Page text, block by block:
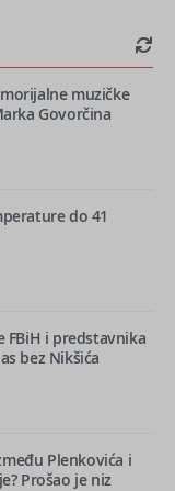
muzičke
Govorčina
do 41
FBiH i predstavnika
bez Nikšića
Plenkovića i
Prošao je niz